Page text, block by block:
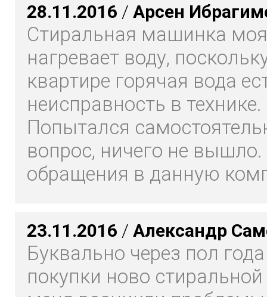
28.11.2016 / Арсен
Стиральная машинка
нагревает воду,
квартире горячая вода
неисправность в технике.
Попытался
вопрос, ничего не
обращения в данную
23.11.2016 / Александр
Буквально через пол
покупки ново